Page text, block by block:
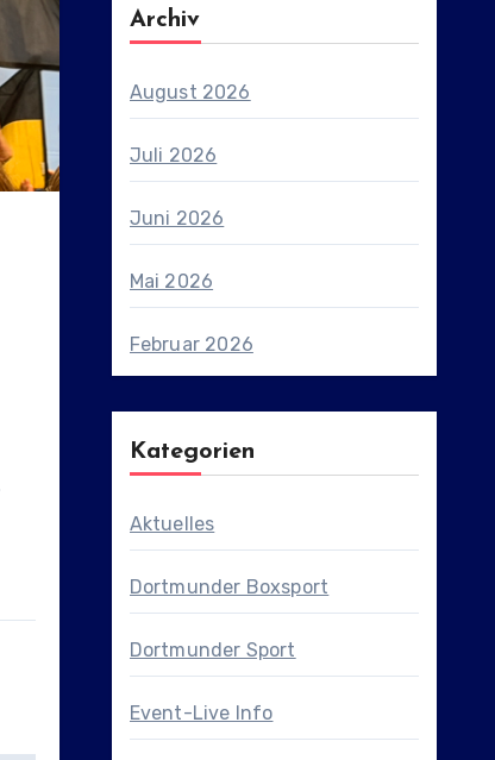
Archiv
August 2026
Juli 2026
Juni 2026
Mai 2026
Februar 2026
Kategorien
Aktuelles
Dortmunder Boxsport
Dortmunder Sport
Event-Live Info